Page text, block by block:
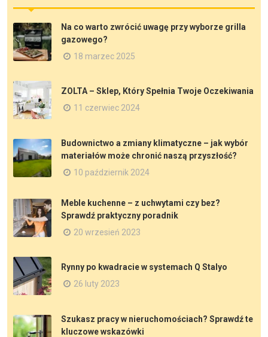
Na co warto zwrócić uwagę przy wyborze grilla
gazowego?
18 marzec 2025
ZOLTA – Sklep, Który Spełnia Twoje Oczekiwania
11 czerwiec 2024
Budownictwo a zmiany klimatyczne – jak wybór
materiałów może chronić naszą przyszłość?
10 październik 2024
Meble kuchenne – z uchwytami czy bez?
Sprawdź praktyczny poradnik
20 wrzesień 2023
Rynny po kwadracie w systemach Q Stalyo
26 luty 2023
Szukasz pracy w nieruchomościach? Sprawdź te
kluczowe wskazówki